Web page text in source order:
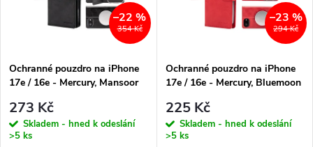
p
r
s
p
r
354 Kč
–22 %
Ochranné pouzdro na iPhone
17e / 16e - Mercury, Mansoor
273 Kč
Skladem - hned k odeslání
>5 ks
294 Kč
–23 %
Ochranné pouzdro na iPhone
17e / 16e - Mercury, Bluemoon
225 Kč
Skladem - hned k odeslání
>5 ks